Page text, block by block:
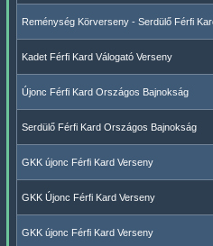
Reménység Körverseny - Serdülő Férfi
Kadet Férfi Kard Válogató Verseny
Újonc Férfi Kard Országos Bajnokság
Serdülő Férfi Kard Országos Bajnokság
GKK újonc Férfi Kard Verseny
GKK Újonc Férfi Kard Verseny
GKK újonc Férfi Kard Verseny